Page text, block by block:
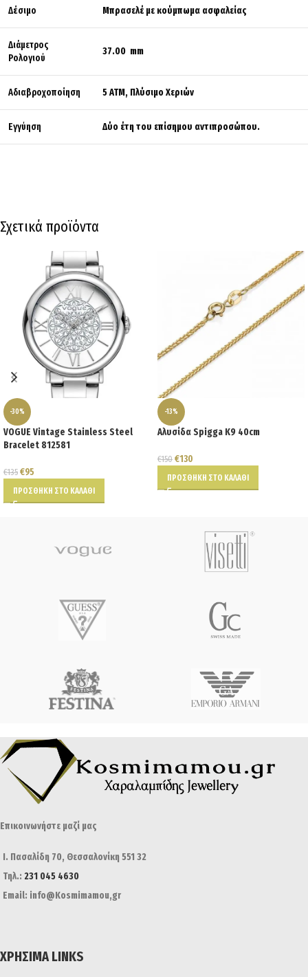
Δέσιμο Μπρασελέ με κούμπωμα ασφαλείας
Διάμετρος
Ρολογιού
37.00 mm
Αδιαβροχοποίηση 5 ATM, Πλύσιμο Χεριών
Εγγύηση Δύο έτη του επίσημου αντιπροσώπου.
Σχετικά προϊόντα
-30%
VOGUE Vintage Stainless Steel
Bracelet 812581
€135 €95
ΠΡΟΣΘΉΚΗ ΣΤΟ ΚΑΛΆΘΙ
-13%
Αλυσίδα Spigga K9 40cm
€150 €130
ΠΡΟΣΘΉΚΗ ΣΤΟ ΚΑΛΆΘΙ
Επικοινωνήστε μαζί μας
Ι. Πασαλίδη 70, Θεσσαλονίκη 551 32
Τηλ.: 231 045 4630
Email: info@Kosmimamou,gr
ΧΡΉΣΙΜΑ LINKS